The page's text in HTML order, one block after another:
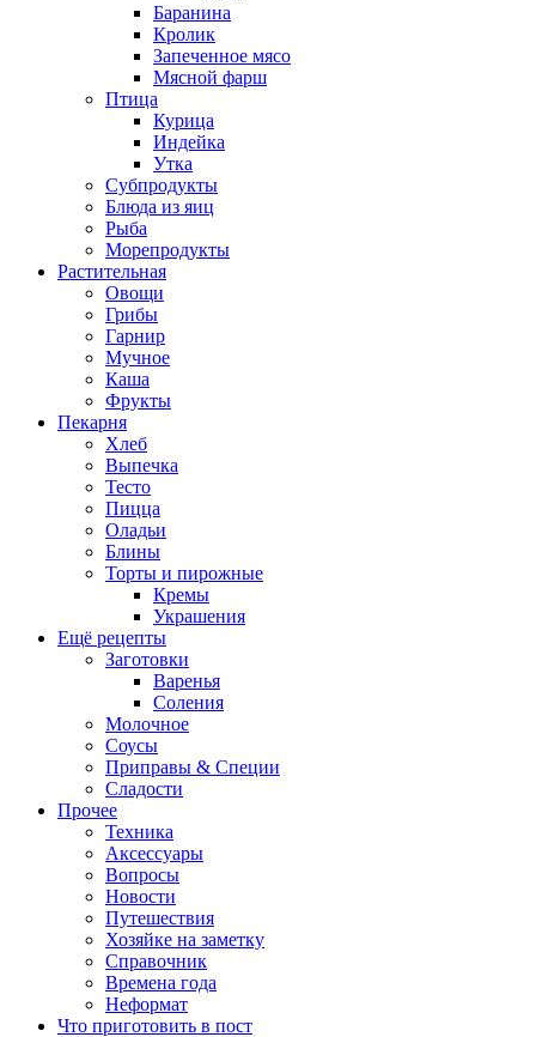
Баранина
Кролик
Запеченное мясо
Мясной фарш
Птица
Курица
Индейка
Утка
Субпродукты
Блюда из яиц
Рыба
Морепродукты
Растительная
Овощи
Грибы
Гарнир
Мучное
Каша
Фрукты
Пекарня
Хлеб
Выпечка
Тесто
Пицца
Оладьи
Блины
Торты и пирожные
Кремы
Украшения
Ещё рецепты
Заготовки
Варенья
Соления
Молочное
Соусы
Приправы & Специи
Сладости
Прочее
Техника
Аксессуары
Вопросы
Новости
Путешествия
Хозяйке на заметку
Справочник
Времена года
Неформат
Что приготовить в пост